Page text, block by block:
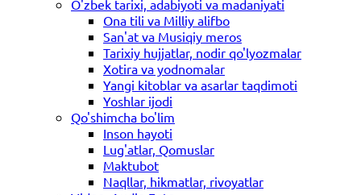
O'zbek tarixi, adabiyoti va madaniyati
Ona tili va Milliy alifbo
San'at va Musiqiy meros
Tarixiy hujjatlar, nodir qo'lyozmalar
Xotira va yodnomalar
Yangi kitoblar va asarlar taqdimoti
Yoshlar ijodi
Qo'shimcha bo'lim
Inson hayoti
Lug'atlar, Qomuslar
Maktubot
Naqllar, hikmatlar, rivoyatlar